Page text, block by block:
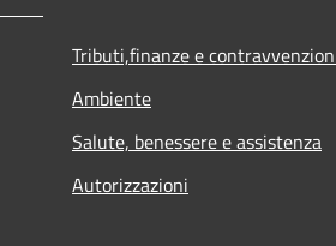
Tributi,finanze e
Ambiente
Salute, benessere e assistenza
Autorizzazioni